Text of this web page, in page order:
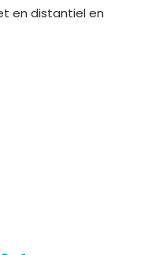
en distantiel en